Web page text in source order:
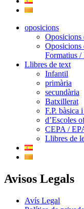
oposicions
Oposicions
Oposicions
Formatius /
Llibres de text
Infantil
primària
secundària
Batxillerat
F.P. bàsica
d’Escoles
CEPA /
Llibres de
Avisos Legals
Avís Legal